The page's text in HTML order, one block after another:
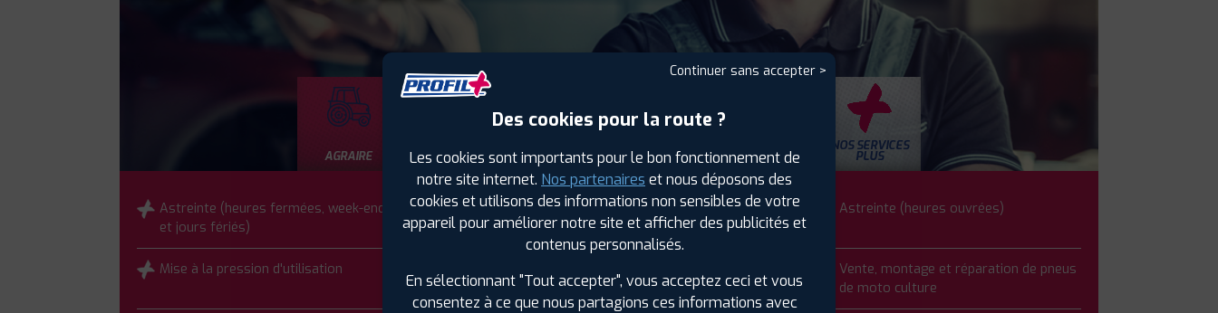
AGRAIRE POIDS LOURD GÉNIE CIVIL MANUTENTION TRAVAUX PUBLICS
NOS SERVICES
PLUS
Astreinte (heures fermées, week-end
et jours fériés)
Réparation Froid ou chaud agraire Astreinte (heures ouvrées)
Mise à la pression d'utilisation
dépannage
Vente, montage et réparation de pneus
de moto culture
Continuer sans accepter >
Des cookies pour la route ?
Les cookies sont importants pour le bon fonctionnement de
notre site internet. Nos partenaires et nous déposons des
cookies et utilisons des informations non sensibles de votre
appareil pour améliorer notre site et afficher des publicités et
contenus personnalisés.
En sélectionnant "Tout accepter", vous acceptez ceci et vous
consentez à ce que nous partagions ces informations avec